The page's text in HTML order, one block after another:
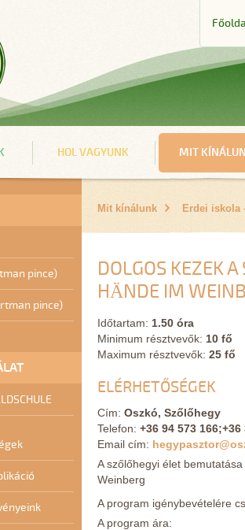
HOL VAGYUNK MIT
pince)
pince)
Mit kínálunk Erdei iskola
DOLGOS KEZEK A
ÄNDE IM
Időtartam: 1.50 óra
Minimum résztvevők: 10 fő
Maximum résztvevők: 25 fő
ELÉRHETŐSÉGEK
Cím: Oszkó, Szőlőhegy
Telefon: +36 94 573
Email cím:
A szőlőhegyi élet
Weinberg
A program igénybevételére
A program ára: